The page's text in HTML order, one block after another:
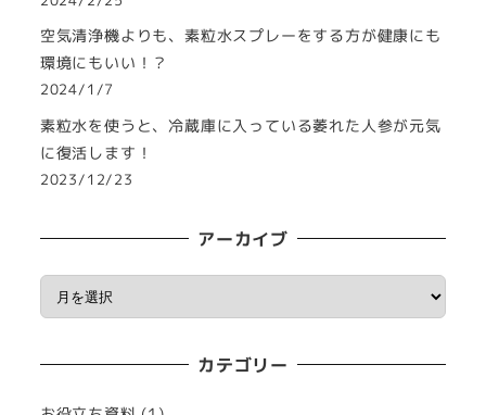
空気清浄機よりも、素粒水スプレーをする方が健康にも
環境にもいい！？
2024/1/7
素粒水を使うと、冷蔵庫に入っている萎れた人参が元気
に復活します！
2023/12/23
アーカイブ
ア
ー
イ
カテゴリー